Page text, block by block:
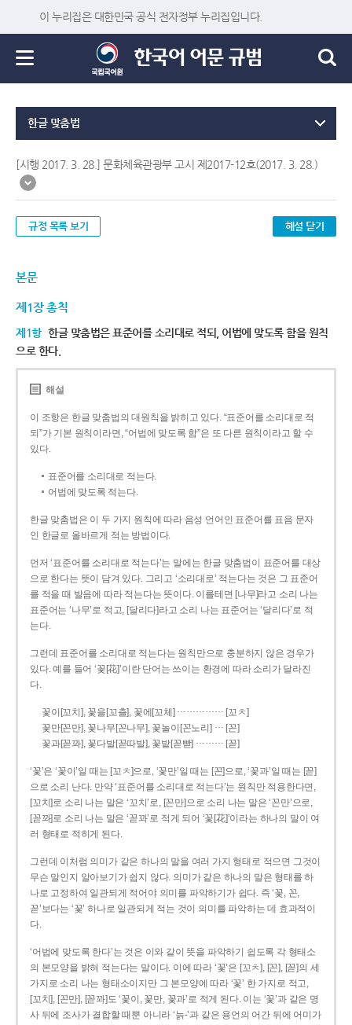
이 누리집은 대한민국 공식 전자정부 누리집입니다.
한글 맞춤법
[시행 2017. 3. 28.] 문화체육관광부 고시 제2017-12호(2017. 3. 28.)
규정 목록 보기 해설 닫기
본문
제1장 총칙
제1항 한글 맞춤법은 표준어를 소리대로 적되, 어법에 맞도록 함을 원칙
으로 한다.
해설
이 조항은 한글 맞춤법의 대원칙을 밝히고 있다. “표준어를 소리대로 적
되”가 기본 원칙이라면, “어법에 맞도록 함”은 또 다른 원칙이라고 할 수
있다.
표준어를 소리대로 적는다.
어법에 맞도록 적는다.
한글 맞춤법은 이 두 가지 원칙에 따라 음성 언어인 표준어를 표음 문자
인 한글로 올바르게 적는 방법이다.
먼저 ‘표준어를 소리대로 적는다’는 말에는 한글 맞춤법이 표준어를 대상
으로 한다는 뜻이 담겨 있다. 그리고 ‘소리대로’ 적는다는 것은 그 표준어
를 적을 때 발음에 따라 적는다는 뜻이다. 이를테면 [나무]라고 소리 나는
표준어는 ‘나무’로 적고, [달리다]라고 소리 나는 표준어는 ‘달리다’로 적
는다.
그런데 표준어를 소리대로 적는다는 원칙만으로 충분하지 않은 경우가
있다. 예를 들어 ‘꽃[花]’이란 단어는 쓰이는 환경에 따라 소리가 달라진
다.
꽃이[꼬치], 꽃을[꼬츨], 꽃에[꼬체] …………… [꼬ㅊ]
꽃만[꼰만], 꽃나무[꼰나무], 꽃놀이[꼰노리] … [꼰]
꽃과[꼳꽈], 꽃다발[꼳따발], 꽃밭[꼳빧] ……… [꼳]
‘꽃’은 ‘꽃이’일 때는 [꼬ㅊ]으로, ‘꽃만’일 때는 [꼰]으로, ‘꽃과’일 때는 [꼳]
으로 소리 난다. 만약 ‘표준어를 소리대로 적는다’는 원칙만 적용한다면,
[꼬치]로 소리 나는 말은 ‘꼬치’로, [꼰만]으로 소리 나는 말은 ‘꼰만’으로,
[꼳꽈]로 소리 나는 말은 ‘꼳꽈’로 적게 되어 ‘꽃[花]’이라는 하나의 말이 여
러 형태로 적히게 된다.
그런데 이처럼 의미가 같은 하나의 말을 여러 가지 형태로 적으면 그것이
무슨 말인지 알아보기가 쉽지 않다. 의미가 같은 하나의 말은 형태를 하
나로 고정하여 일관되게 적어야 의미를 파악하기가 쉽다. 즉 ‘꽃, 꼰,
꼳’보다는 ‘꽃’ 하나로 일관되게 적는 것이 의미를 파악하는 데 효과적이
다.
‘어법에 맞도록 한다’는 것은 이와 같이 뜻을 파악하기 쉽도록 각 형태소
의 본모양을 밝혀 적는다는 말이다. 이에 따라 ‘꽃’은 [꼬ㅊ], [꼰], [꼳]의 세
가지로 소리 나는 형태소이지만 그 본모양에 따라 ‘꽃’ 한 가지로 적고,
[꼬치], [꼰만], [꼳꽈]도 ‘꽃이, 꽃만, 꽃과’로 적게 된다. 이는 ‘꽃’과 같은 명
사 뒤에 조사가 결합할 때뿐 아니라 ‘늙-’과 같은 용언의 어간 뒤에 어미가